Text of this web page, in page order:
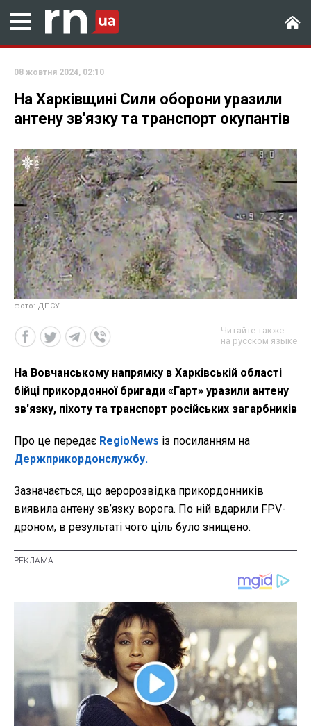
08 жовтня 2024, 02:10
На Харківщині Сили оборони уразили
антену зв'язку та транспорт окупантів
фото: ДПСУ
Читайте также
на русском языке
На Вовчанському напрямку в Харківській області
бійці прикордонної бригади «Гарт» уразили антену
зв'язку, піхоту та транспорт російських загарбників
Про це передає RegioNews із посиланням на
Держприкордонслужбу.
Зазначається, що аеророзвідка прикордонників
виявила антену зв’язку ворога. По ній вдарили FPV-
дроном, в результаті чого ціль було знищено.